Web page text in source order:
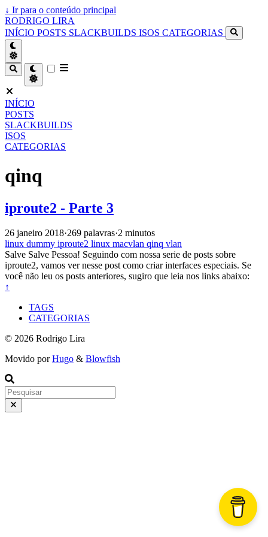
↓ Ir para o conteúdo principal
RODRIGO LIRA
INÍCIO POSTS SLACKBUILDS ISOS CATEGORIAS
INÍCIO
POSTS
SLACKBUILDS
ISOS
CATEGORIAS
qinq
iproute2 - Parte 3
26 janeiro 2018·269 palavras·2 minutos
linux dummy iproute2 linux macvlan qinq vlan
Salve Salve Pessoa! Seguindo com nossa serie de posts sobre
iproute2, vamos ver nesse post como criar interfaces especiais. Se
você não leu os posts anteriores, sugiro que leia nos links abaixo:
↑
TAGS
CATEGORIAS
© 2026 Rodrigo Lira
Movido porHugo & Blowfish